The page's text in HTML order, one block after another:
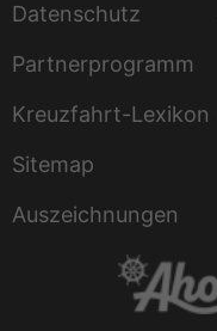
Datenschutz
Partnerprogramm
Kreuzfahrt-Lexikon
Sitemap
Auszeichnungen